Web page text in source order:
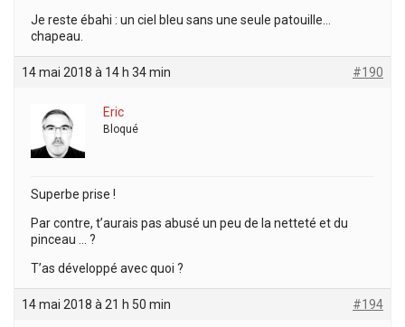
Je reste ébahi : un ciel bleu sans une seule patouille…
chapeau.
14 mai 2018 à 14 h 34 min #190
Eric
Bloqué
Superbe prise !
Par contre, t’aurais pas abusé un peu de la netteté et du
pinceau … ?
T’as développé avec quoi ?
14 mai 2018 à 21 h 50 min #194